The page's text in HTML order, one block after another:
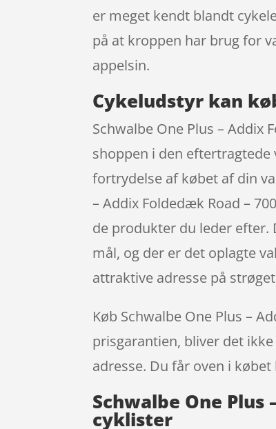
er meget kendt blandt
på at kroppen har brug for
appelsin.
Cykeludstyr kan
Schwalbe One Plus – Addix
shoppen i den
fortrydelse af købet af din
– Addix Foldedæk Road –
de produkter du leder efter.
mål, og der er det oplagte
attraktive adresse på
Køb Schwalbe One Plus –
prisgarantien, bliver det
adresse. Du får oven i
Schwalbe One
cyklister